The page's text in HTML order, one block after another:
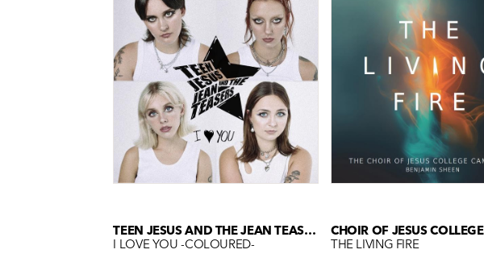
TEEN JESUS AND THE JEAN TEASERS
I LOVE YOU -COLOURED-
THE LIVING FIRE